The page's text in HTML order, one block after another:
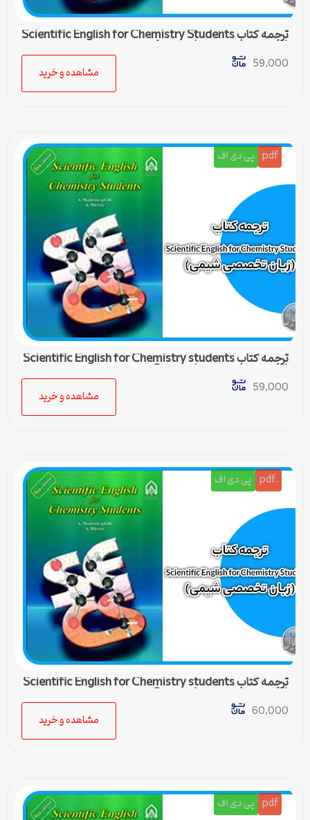
ترجمه کتاب Scientific English for Chemistry Students
(زبان تخصصی شیمی) – درس 4
59,000
مشاهده و خرید
pdf پی دی اف
ترجمه کتاب Scientific English for Chemistry students
(زبان تخصصی شیمی) – درس 3
59,000
مشاهده و خرید
.pdf پی دی اف
ترجمه کتاب Scientific English for Chemistry students
(زبان تخصصی شیمی) – درس 2
60,000
مشاهده و خرید
pdf پی دی اف